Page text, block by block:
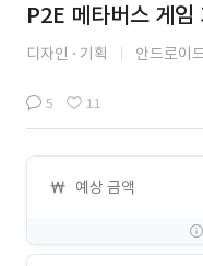
P2E 메타버스 게임
디자인 기획 안드로이
5 11
예상 금액